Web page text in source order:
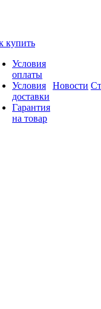
купить
Условия
оплаты
Условия
доставки
Гарантия
на товар
Новости